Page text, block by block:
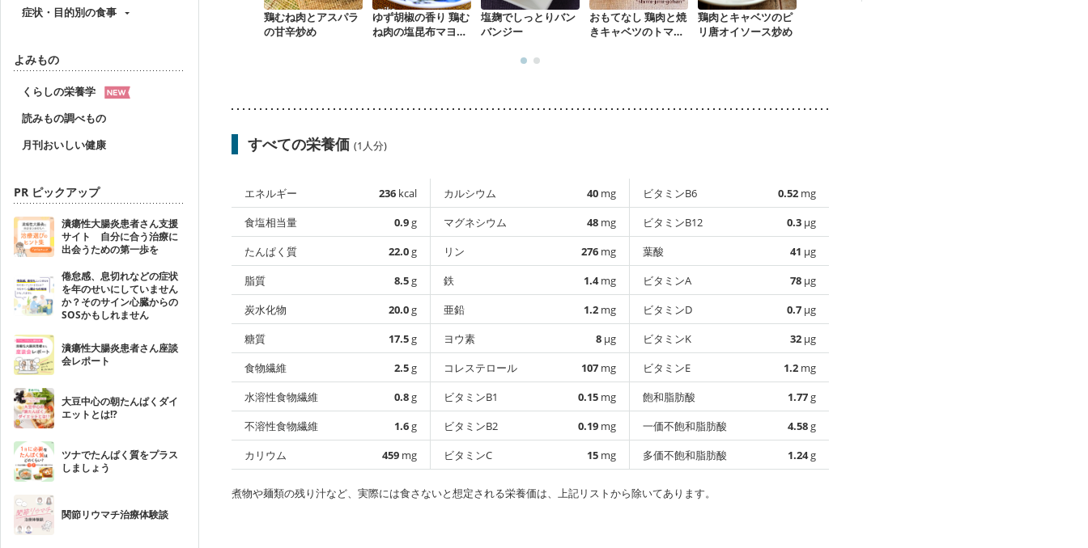
症状・目的別の食事
よみもの
くらしの栄養学
読みもの調べもの
月刊おいしい健康
PR ピックアップ
潰瘍性大腸炎患者さん支援
サイト 自分に合う治療に
出会うための第一歩を
倦怠感、息切れなどの症状
を年のせいにしていません
か？そのサイン心臓からの
SOSかもしれません
潰瘍性大腸炎患者さん座談
会レポート
大豆中心の朝たんぱくダイ
エットとは!?
ツナでたんぱく質をプラス
しましょう
関節リウマチ治療体験談
鶏むね肉とアスパラ
の甘辛炒め
ゆず胡椒の香り 鶏む
ね肉の塩昆布マヨソ
塩麹でしっとりバン
バンジー
おもてなし 鶏肉と焼
きキャベツのトマト
鶏肉とキャベツのピ
リ唐オイソース炒め
すべての栄養価 (1人分)
エネルギー 236 kcal
食塩相当量
0.9g
たんぱく質
22.0g
脂質
8.5g
炭水化物
20.0g
糖質
17.5g
食物繊維
2.5g
水溶性食物繊維
0.8g
不溶性食物繊維
1.6g
カリウム
459 mg
カルシウム 40 mg
マグネシウム
48 mg
リン
276 mg
鉄
1.4mg
亜鉛
1.2 mg
ヨウ素
8 µg
コレステロール
107 mg
ビタミンB1
0.15 mg
ビタミンB2
0.19 mg
ビタミンC
15 mg
ビタミンB6 0.52 mg
ビタミンB12
0.3 µg
葉酸
41 µg
ビタミンA
78 µg
ビタミンD
0.7 µg
ビタミンK
32 µg
ビタミンE
1.2 mg
飽和脂肪酸
1.77g
一価不飽和脂肪酸
4.58g
多価不飽和脂肪酸
1.24g
煮物や麺類の残り汁など、実際には食さないと想定される栄養価は、上記リストから除いてあります。